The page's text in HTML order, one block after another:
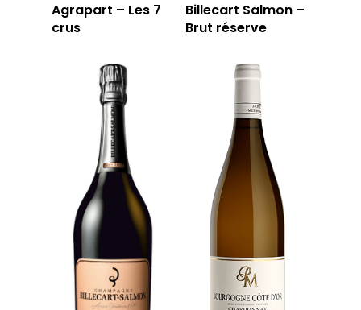
Agrapart – Les 7
crus
Billecart Salmon –
Brut réserve